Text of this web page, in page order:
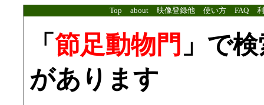
Top about 映像登録他 使い方 FAQ
「 節足動物門 」で
があります